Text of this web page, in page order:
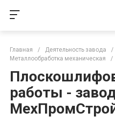
Главная / Деятельность завода /
Металлообработка механическая
/
работы -